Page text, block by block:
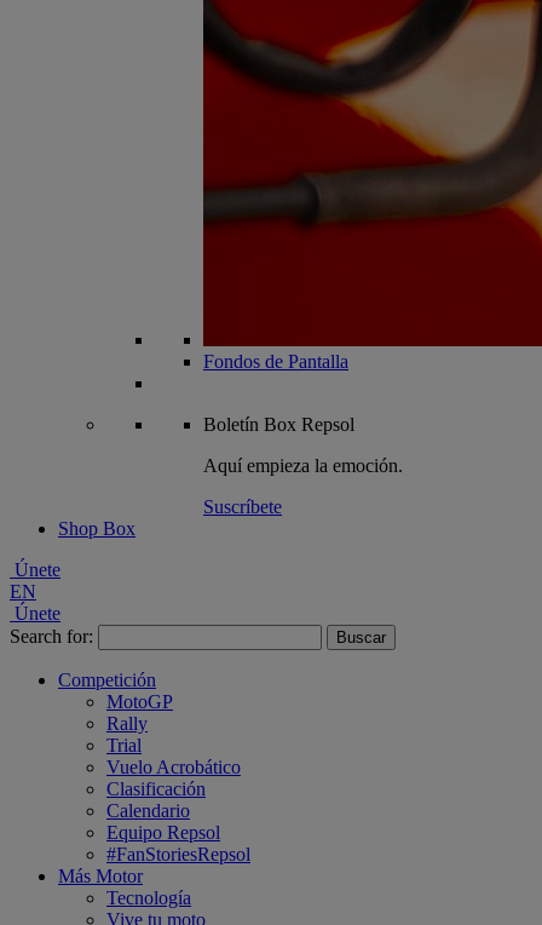
Fondos de Pantalla
Boletín Box Repsol
Aquí empieza la emoción.
Suscríbete
Shop Box
Únete
EN
Únete
Search for:
Competición
MotoGP
Rally
Trial
Vuelo Acrobático
Clasificación
Calendario
Equipo Repsol
#FanStoriesRepsol
Más Motor
Tecnología
Vive tu moto